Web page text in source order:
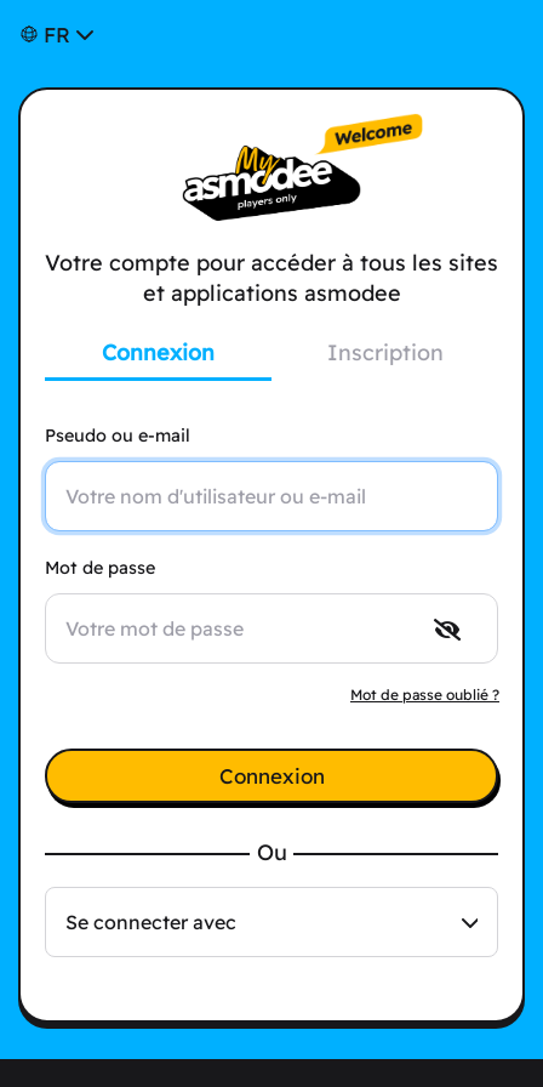
FR
Votre compte pour accéder à tous les sites
et applications asmodee
Connexion Inscription
Pseudo ou e-mail
Mot de passe
Mot de passe oublié ?
Connexion
Ou
Se connecter avec